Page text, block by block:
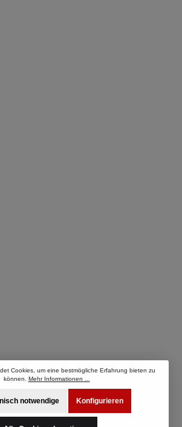
Cookies, um eine bestmögliche Erfahrung bieten zu
können. Mehr Informationen ...
notwendige Konfigurieren